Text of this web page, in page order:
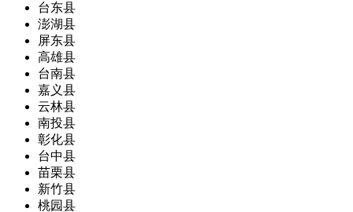
台东县
澎湖县
屏东县
高雄县
台南县
嘉义县
云林县
南投县
彰化县
台中县
苗栗县
新竹县
桃园县